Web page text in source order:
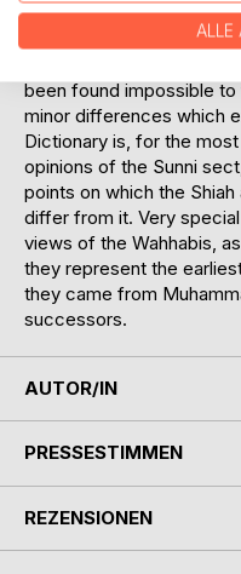
principles and teachings.
been found impossible
minor differences which
Dictionary is, for the
opinions of the Sunni
points on which the
differ from it. Very
views of the Wahhabis,
they represent the
they came from
successors.
AUTOR/IN
PRESSESTIMMEN
REZENSIONEN
ALLE